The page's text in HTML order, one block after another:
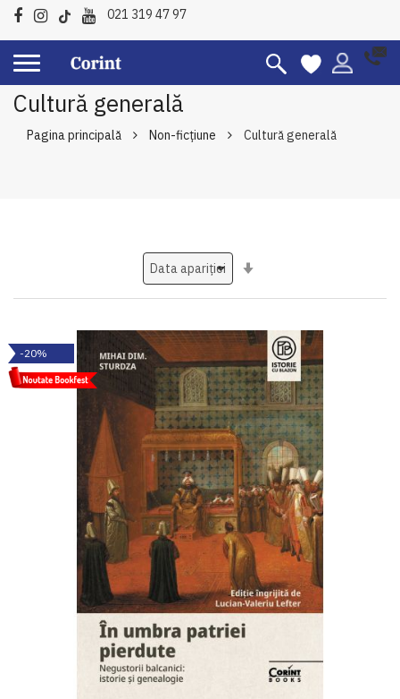
021 319 47 97
Cultură generală
Pagina principală Non-ficțiune Cultură generală
-20%